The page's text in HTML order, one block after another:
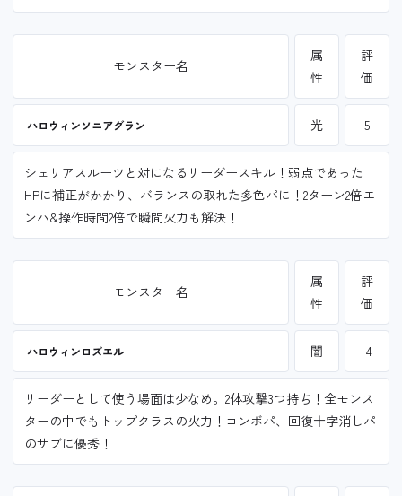
モンスター名
属
性
評
価
ハロウィンソニアグラン 光 5
シェリアスルーツと対になるリーダースキル！弱点であった
HPに補正がかかり、バランスの取れた多色パに！2ターン2倍エ
ンハ&操作時間2倍で瞬間火力も解決！
モンスター名
属
性
評
価
ハロウィンロズエル 闇 4
リーダーとして使う場面は少なめ。2体攻撃3つ持ち！全モンス
ターの中でもトップクラスの火力！コンボパ、回復十字消しパ
のサブに優秀！